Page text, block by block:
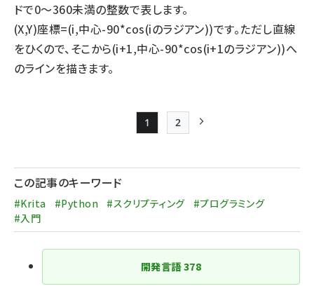
ドで0～360未満の整数で表します。
(X,Y)座標=(i,中心-90*cos(iのラジアン))です。ただし直線
をひくので、そこから(i+1,中心-90*cos(i+1のラジアン))へ
のラインを描きます。
送
Page
1
Page
2
この記事のキーワード
#Krita #Python #スクリプティング
#プログラミング
#入門
開発言語378